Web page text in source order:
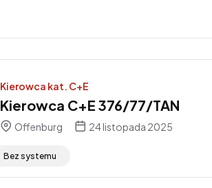
Kierowca kat. C+E
Kierowca C+E 376/77/TAN
Offenburg 24 listopada 2025
Bez systemu